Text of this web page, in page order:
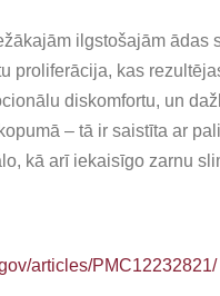
ilgstošajām
proliferācija, kas
diskomfortu, un
– tā ir saistīta ar
kā arī iekaisīgo zarnu
articles/PMC12232821/